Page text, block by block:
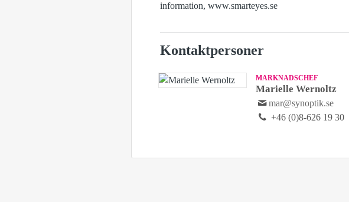
information, www.smarteyes.se
Kontaktpersoner
MARKNADSCHEF
Marielle Wernoltz
mar@synoptik.se
+46 (0)8-626 19 30